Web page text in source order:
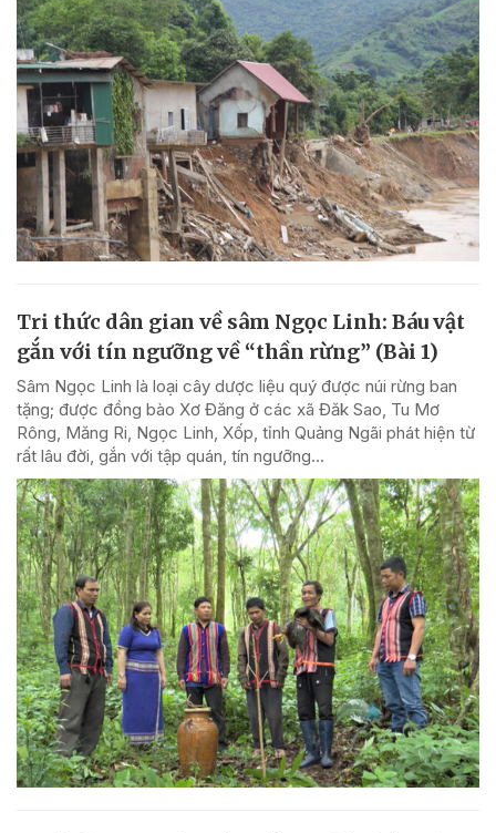
Tri thức dân gian về sâm Ngọc Linh: Báu vật
gắn với tín ngưỡng về “thần rừng” (Bài 1)
Sâm Ngọc Linh là loại cây dược liệu quý được núi rừng ban
tặng; được đồng bào Xơ Đăng ở các xã Đăk Sao, Tu Mơ
Rông, Măng Ri, Ngọc Linh, Xốp, tỉnh Quảng Ngãi phát hiện từ
rất lâu đời, gắn với tập quán, tín ngưỡng...